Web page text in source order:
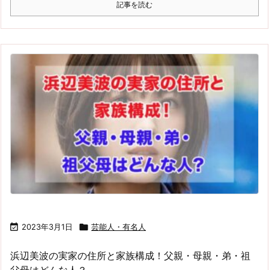
記事を読む
 2023年3月1日  芸能人・有名人
浜辺美波の実家の住所と家族構成！父親・母親・弟・祖